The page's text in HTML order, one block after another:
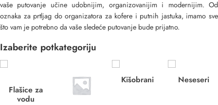
vaše putovanje učine udobnijim, organizovanijim i modernijim. Od
oznaka za prtljag do organizatora za kofere i putnih jastuka, imamo sve
što vam je potrebno da vaše sledeće putovanje bude prijatno.
Izaberite potkategoriju
Flašice za
vodu
Kišobrani Neseseri